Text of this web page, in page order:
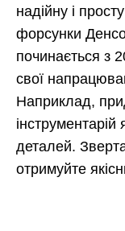
надійну і
форсунки
починається з
свої
Наприклад,
інструментарій
деталей.
отримуйте